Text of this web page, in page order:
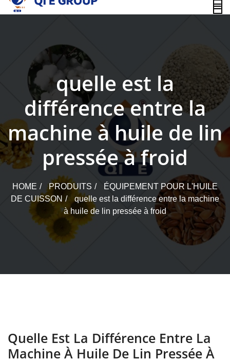
content
quelle est la
différence entre la
machine à huile de lin
pressée à froid
HOME PRODUITS
ÉQUIPEMENT POUR L'HUILE
DE CUISSON
quelle est la différence entre la machine
à huile de lin pressée à froid
Quelle Est La Différence Entre La
Machine À Huile De Lin Pressée À